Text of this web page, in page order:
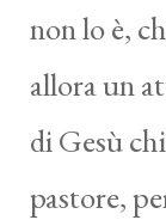
non lo è,
allora un
di Gesù
pastore,